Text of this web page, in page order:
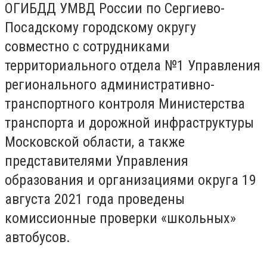
ОГИБДД УМВД России по Сергиево-
Посадскому городскому округу
совместно с сотрудниками
территориального отдела №1 Управления
регионального административно-
транспортного контроля Министерства
транспорта и дорожной инфраструктуры
Московской области, а также
представителями Управления
образования и организациями округа 19
августа 2021 года проведены
комиссионные проверки «школьных»
автобусов.